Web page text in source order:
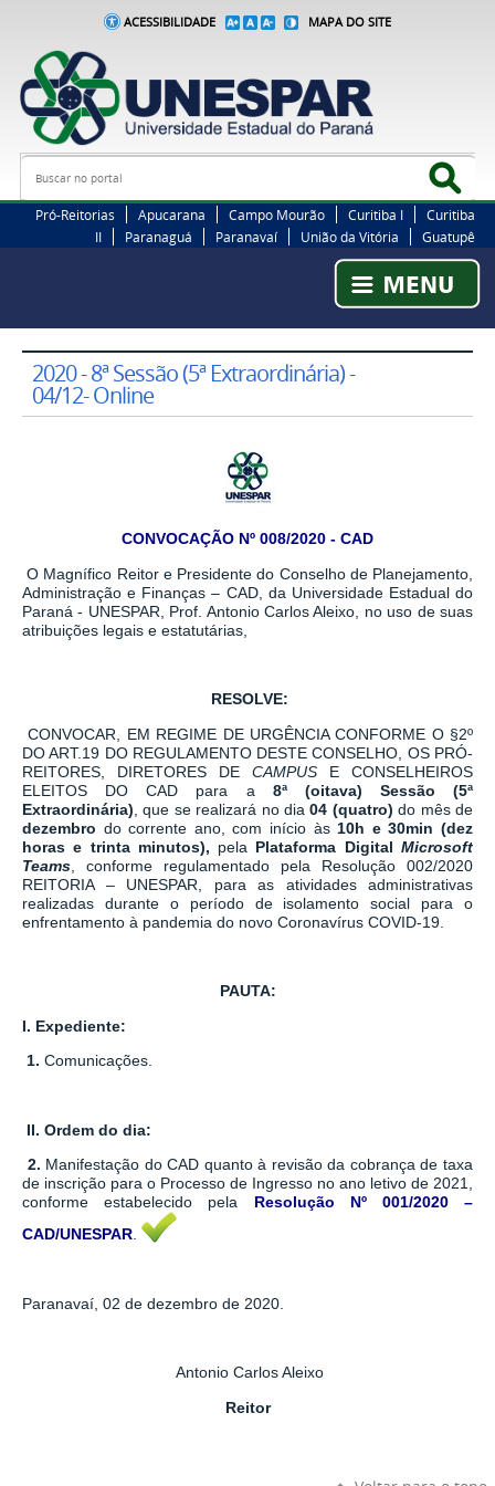
ACESSIBILIDADE MAPA DO SITE
Busca
Pró-Reitorias Apucarana Campo Mourão Curitiba I
Curitiba
II
Paranaguá Paranavaí União da Vitória Guatupê
2020 - 8ª Sessão (5ª Extraordinária) -
04/12- Online
CONVOCAÇÃO Nº 008/2020 - CAD
O Magnífico Reitor e Presidente do Conselho de Planejamento,
Administração e Finanças – CAD, da Universidade Estadual do
Paraná - UNESPAR, Prof. Antonio Carlos Aleixo, no uso de suas
atribuições legais e estatutárias,
RESOLVE:
CONVOCAR, EM REGIME DE URGÊNCIA CONFORME O §2º
DO ART.19 DO REGULAMENTO DESTE CONSELHO, OS PRÓ-
REITORES, DIRETORES DE CAMPUS E CONSELHEIROS
ELEITOS DO CAD para a 8ª (oitava) Sessão (5ª
Extraordinária) , que se realizará no dia04 (quatro)do mês de
dezembro do corrente ano, com início às 10h e 30min (dez
horas e trinta minutos), pela Plataforma DigitalMicrosoft
Teams , conforme regulamentado pela Resolução 002/2020
REITORIA – UNESPAR, para as atividades administrativas
realizadas durante o período de isolamento social para o
enfrentamento à pandemia do novo Coronavírus COVID-19.
PAUTA:
I. Expediente:
1. Comunicações.
II. Ordem do dia:
2. Manifestação do CAD quanto à revisão da cobrança de taxa
de inscrição para o Processo de Ingresso no ano letivo de 2021,
conforme estabelecido pela
Resolução Nº 001/2020 –
CAD/UNESPAR
Paranavaí, 02 de dezembro de 2020.
Antonio Carlos Aleixo
Reitor